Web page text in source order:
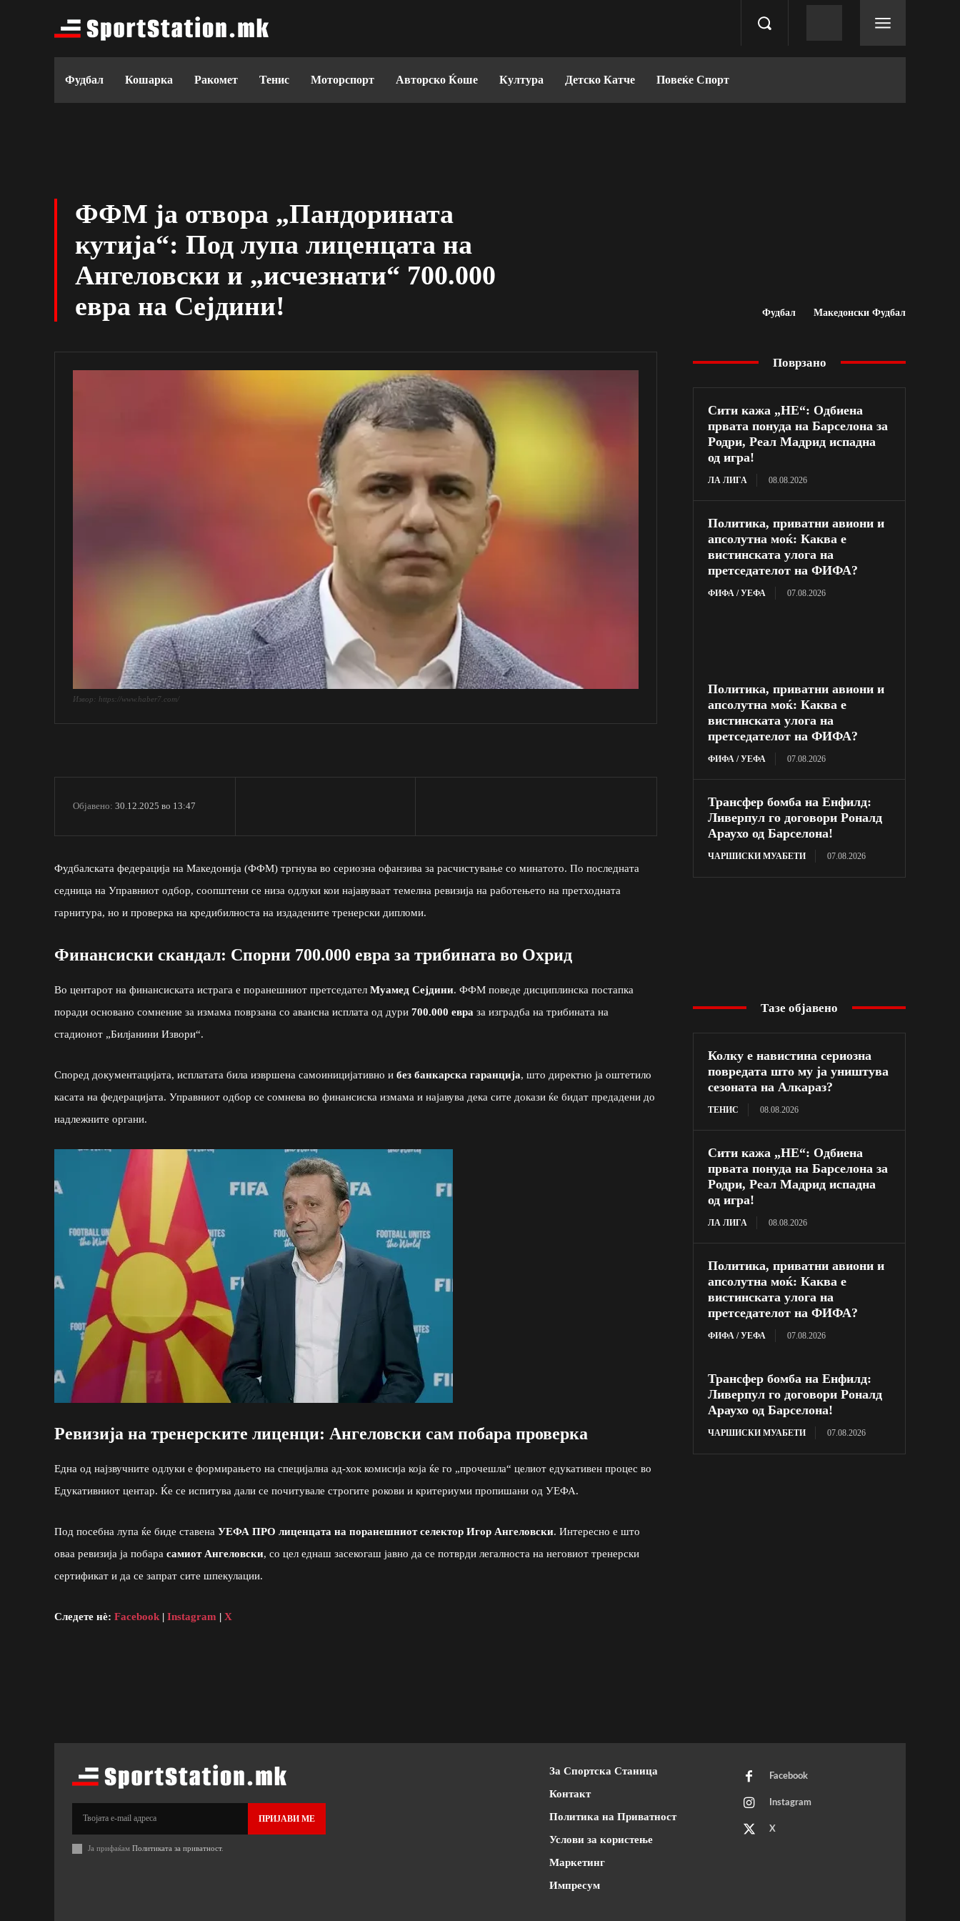
Фудбал Кошарка Ракомет Тенис Моторспорт Авторско Ќоше Култура Детско Катче Повеќе Спорт
ФФМ ја отвора „Пандорината
кутија“: Под лупа лиценцата на
Ангеловски и „исчезнати“ 700.000
евра на Сејдини!
Фудбал Македонски Фудбал
Извор: https://www.haber7.com/
Објавено: 30.12.2025 во 13:47
Фудбалската федерација на Македонија (ФФМ) тргнува во сериозна офанзива за расчистување со минатото. По последната
седница на Управниот одбор, соопштени се низа одлуки кои најавуваат темелна ревизија на работењето на претходната
гарнитура, но и проверка на кредибилноста на издадените тренерски дипломи.
Финансиски скандал: Спорни 700.000 евра за трибината во Охрид
Во центарот на финансиската истрага е поранешниот претседател Муамед Сејдини. ФФМ поведе дисциплинска постапка
поради основано сомнение за измама поврзана со авансна исплата од дури 700.000 евра за изградба на трибината на
стадионот „Билјанини Извори“.
Според документацијата, исплатата била извршена самоиницијативно и без банкарска гаранција, што директно ја оштетило
касата на федерацијата. Управниот одбор се сомнева во финансиска измама и најавува дека сите докази ќе бидат предадени до
надлежните органи.
Ревизија на тренерските лиценци: Ангеловски сам побара проверка
Една од најзвучните одлуки е формирањето на специјална ад-хок комисија која ќе го „прочешла“ целиот едукативен процес во
Едукативниот центар. Ќе се испитува дали се почитувале строгите рокови и критериуми пропишани од УЕФА.
Под посебна лупа ќе биде ставена УЕФА ПРО лиценцата на поранешниот селектор Игор Ангеловски. Интересно е што
оваа ревизија ја побара самиот Ангеловски, со цел еднаш засекогаш јавно да се потврди легалноста на неговиот тренерски
сертификат и да се запрат сите шпекулации.
Следете нè: Facebook | Instagram | X
Поврзано
Сити кажа „НЕ“: Одбиена
првата понуда на Барселона за
Родри, Реал Мадрид испадна
од игра!
ЛА ЛИГА 08.08.2026
Политика, приватни авиони и
апсолутна моќ: Каква е
вистинската улога на
претседателот на ФИФА?
ФИФА / УЕФА 07.08.2026
Политика, приватни авиони и
апсолутна моќ: Каква е
вистинската улога на
претседателот на ФИФА?
ФИФА / УЕФА 07.08.2026
Трансфер бомба на Енфилд:
Ливерпул го договори Роналд
Араухо од Барселона!
ЧАРШИСКИ МУАБЕТИ 07.08.2026
Тазе објавено
Колку е навистина сериозна
повредата што му ја уништува
сезоната на Алкараз?
ТЕНИС 08.08.2026
Сити кажа „НЕ“: Одбиена
првата понуда на Барселона за
Родри, Реал Мадрид испадна
од игра!
ЛА ЛИГА 08.08.2026
Политика, приватни авиони и
апсолутна моќ: Каква е
вистинската улога на
претседателот на ФИФА?
ФИФА / УЕФА 07.08.2026
Трансфер бомба на Енфилд:
Ливерпул го договори Роналд
Араухо од Барселона!
ЧАРШИСКИ МУАБЕТИ 07.08.2026
ПРИЈАВИ МЕ
Ја прифаќам Политиката за приватност.
За Спортска Станица
Контакт
Политика на Приватност
Услови за користење
Маркетинг
Импресум
Facebook
Instagram
X